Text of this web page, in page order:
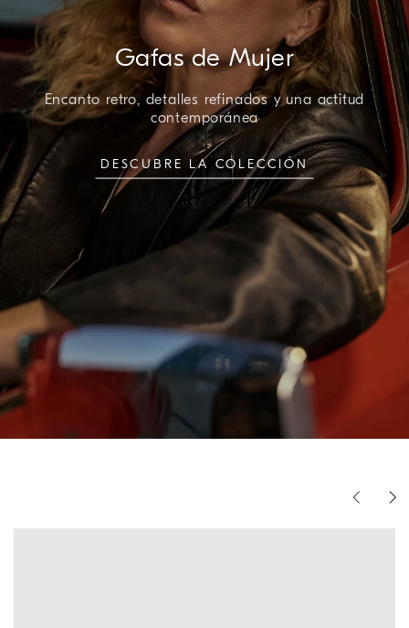
Gafas de Mujer
Encanto retro, detalles refinados y una actitud
contemporánea
DESCUBRE LA COLECCIÓN